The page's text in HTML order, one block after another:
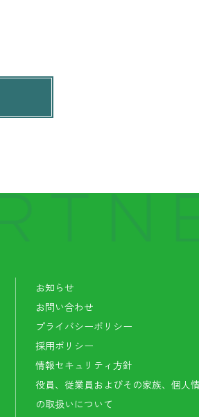
お知らせ
お問い合わせ
プライバシーポリシー
採用ポリシー
情報セキュリティ方針
役員、従業員およびその家族、個人
の取扱いについて